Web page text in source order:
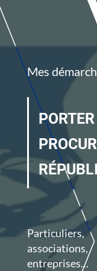
Mes
Particuliers,
associations,
entreprises…